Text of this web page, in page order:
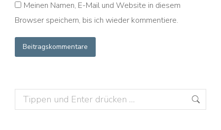
Meinen Namen, E-Mail und Website in diesem
Browser speichern, bis ich wieder kommentiere.
Beitragskommentare
Search: